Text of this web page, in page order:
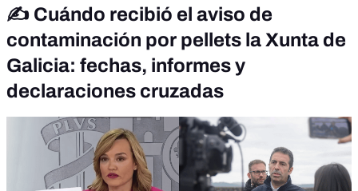
✍️ Cuándo recibió el aviso de
contaminación por pellets la Xunta de
Galicia: fechas, informes y
declaraciones cruzadas